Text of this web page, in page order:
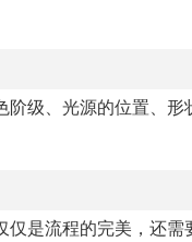
级、光源的位置、形
是流程的完美，还需